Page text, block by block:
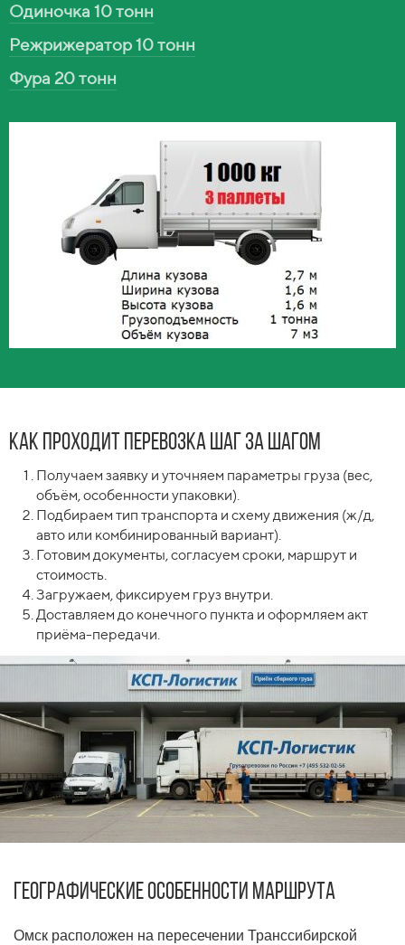
Одиночка 10 тонн
Режрижератор 10 тонн
Фура 20 тонн
Как проходит перевозка шаг за шагом
Получаем заявку и уточняем параметры груза (вес,
объём, особенности упаковки).
Подбираем тип транспорта и схему движения (ж/д,
авто или комбинированный вариант).
Готовим документы, согласуем сроки, маршрут и
стоимость.
Загружаем, фиксируем груз внутри.
Доставляем до конечного пункта и оформляем акт
приёма-передачи.
Географические особенности маршрута
Омск расположен на пересечении Транссибирской